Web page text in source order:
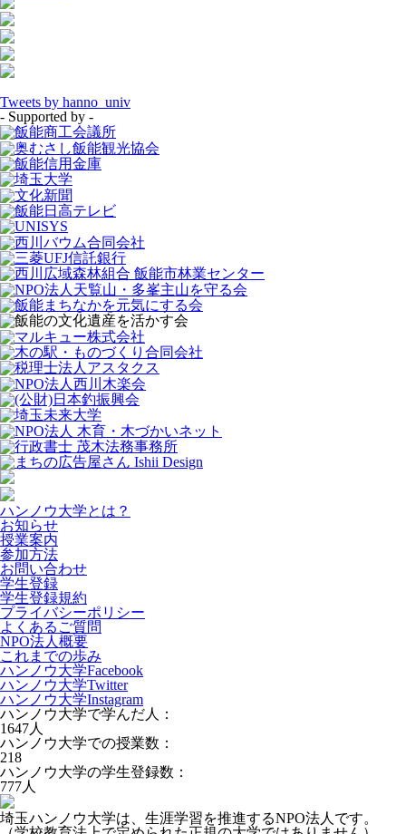
Tweets by hanno_univ
- Supported by -
ハンノウ大学とは？
お知らせ
授業案内
参加方法
お問い合わせ
学生登録
学生登録規約
プライバシーポリシー
よくあるご質問
NPO法人概要
これまでの歩み
ハンノウ大学Facebook
ハンノウ大学Twitter
ハンノウ大学Instagram
ハンノウ大学で学んだ人：
1647人
ハンノウ大学での授業数：
218
ハンノウ大学の学生登録数：
777人
埼玉ハンノウ大学は、生涯学習を推進するNPO法人です。